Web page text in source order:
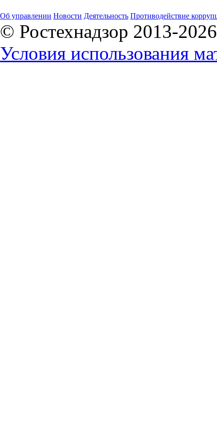
Об управлении Новости Деятельность Противодействие
© Ростехнадзор 2013-
Условия использования